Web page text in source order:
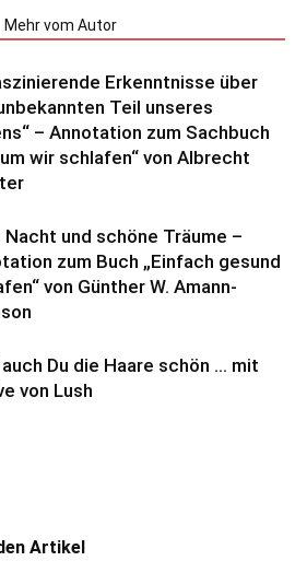
Mehr vom Autor
Erkenntnisse über
Teil unseres
– Annotation zum Sachbuch
wir schlafen“ von Albrecht
Nacht und schöne Träume –
zum Buch „Einfach gesund
von Günther W. Amann-
auch Du die Haare schön … mit
von Lush
Artikel